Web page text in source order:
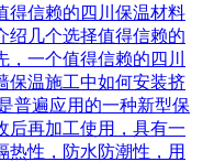
得信赖的四川保温材料
绍几个选择值得信赖的
一个值得信赖的四川
保温施工中如何安装挤
普遍应用的一种新型保
后再加工使用，具有一
热性，防水防潮性，用